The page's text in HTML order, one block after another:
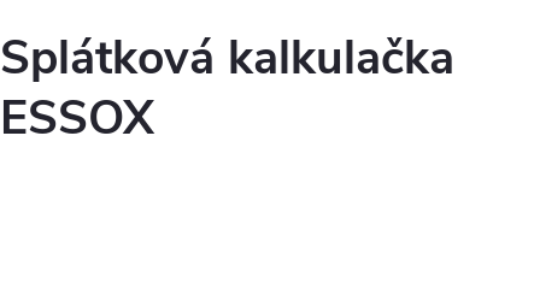
Splátková kalkulačka
ESSOX